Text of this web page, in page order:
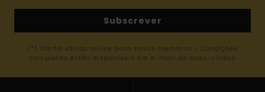
Subscrever
(*) Oferta válida online para novos membros - Condições
completas estão disponíveis em e-mail de boas-vindas